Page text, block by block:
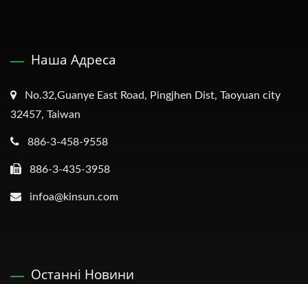
Наша Адреса
No.32,Guanye East Road, Pingjhen Dist, Taoyuan city
32457, Taiwan
886-3-458-9558
886-3-435-3958
infoa@kinsun.com
Останні Новини